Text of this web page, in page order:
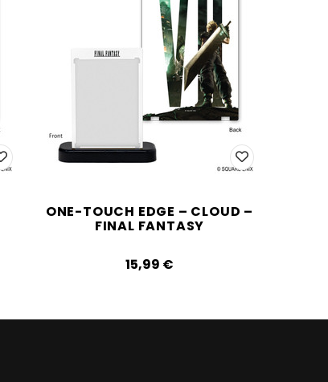
ONE-TOUCH EDGE – CLOUD –
FINAL FANTASY
15,99‎ ‎€